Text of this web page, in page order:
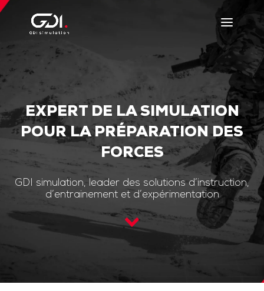
EXPERT DE LA SIMULATION
POUR LA PRÉPARATION DES
FORCES
GDI simulation, leader des solutions d’instruction,
d’entrainement et d’expérimentation